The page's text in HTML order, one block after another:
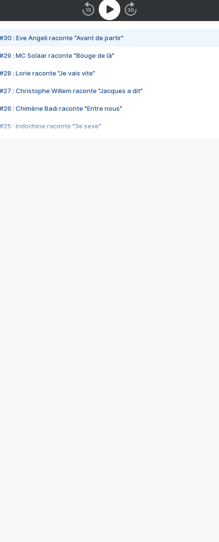
#30 : Eve Angeli raconte "Avant de partir"
#29 : MC Solaar raconte "Bouge de là"
#28 : Lorie raconte "Je vais vite"
#27 : Christophe Willem raconte "Jacques a dit"
#26 : Chimène Badi raconte "Entre nous"
#25 : Indochine raconte "3e sexe"